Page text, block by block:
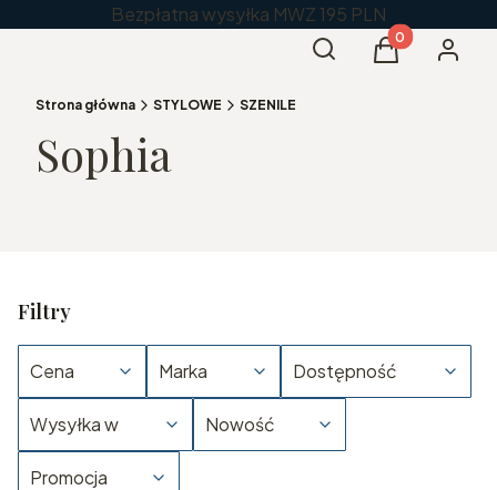
Bezpłatna wysyłka MWZ 195 PLN
Otwórz wyszukiwarkę
SzukajProdukty w
Koszyk
Strona główna STYLOWE SZENILE
Sophia
Filtry
Cena Marka Dostępność
Wysyłka w Nowość
Promocja